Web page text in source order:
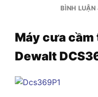
BÌNH
Máy cưa
Dewalt